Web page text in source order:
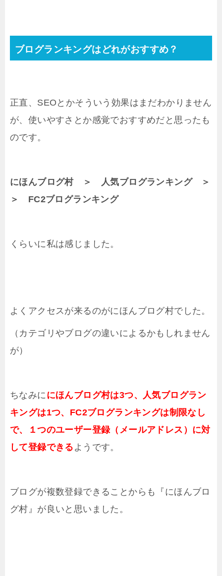
ブログランキングはどれがおすすめ？
正直、SEOとかそういう効果はまだわかりません
が、使いやすさとか感覚でおすすめだと思ったも
のです。
にほんブログ村 ＞ 人気ブログランキング ＞
＞ FC2ブログランキング
くらいに私は感じました。
よくアクセスが来るのがにほんブログ村でした。
（カテゴリやブログの違いによるかもしれません
が）
ちなみににほんブログ村は3つ、人気ブログラン
キングは1つ、FC2ブログランキングは制限なし
で、１つのユーザー登録（メールアドレス）に対
して登録できる ようです。
ブログが複数登録できることからも『にほんブロ
グ村』が良いと思いました。